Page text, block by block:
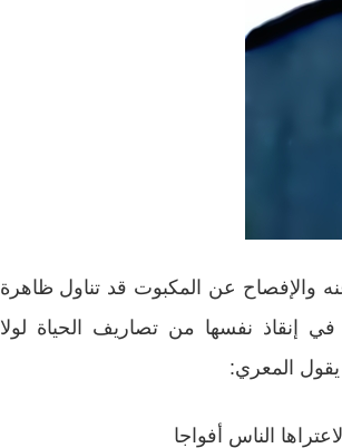
والإفصاح عن المكبوت قد تناول ظاهرة
في إنقاذ نفسها من تصاريف الحياة لولا
المعري:
الناس أفواجا